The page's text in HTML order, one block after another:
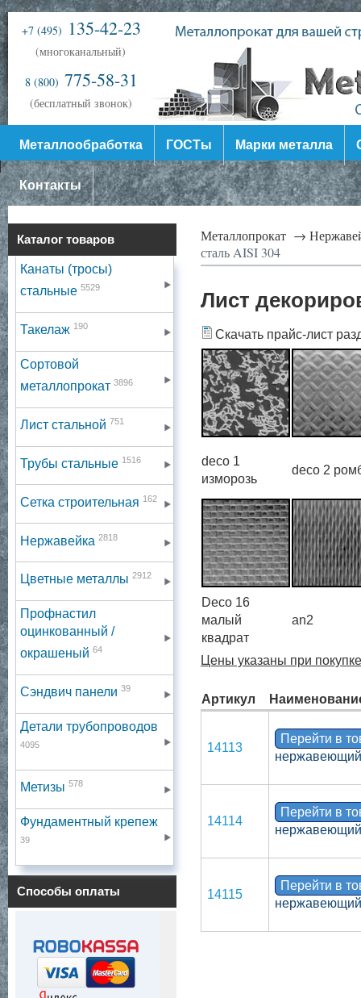
+7 (495) 135-42-23
(многоканальный)
8 (800) 775-58-31
(бесплатный звонок)
Металлообработка ГОСТы Марки металла
Контакты
Каталог товаров
Канаты (тросы)
стальные 5529
Такелаж 190
Сортовой
металлопрокат 3896
Лист стальной 751
Трубы стальные 1516
Сетка строительная 162
Нержавейка 2818
Цветные металлы 2912
Профнастил
оцинкованный /
окрашеный 64
Сэндвич панели 39
Детали трубопроводов
4095
Метизы 578
Фундаментный крепеж
39
Способы оплаты
Металлопрокат →
сталь AISI 304
Лист
Скачать прайс-лист
deсo 1
изморозь
deсo 2
Deсo 16
малый
квадрат
an2
Цены указаны при
Артикул
14113
Перейти в
14114
Перейти в
14115
Перейти в